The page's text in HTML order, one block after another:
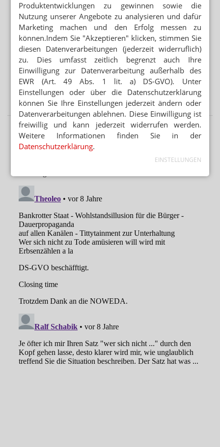
Produktentwicklungen zu gewinnen sowie die
Nutzung unserer Angebote zu analysieren und dafür
Marketing machen und den Erfolg messen zu
können.Indem Sie "Akzeptieren" klicken, stimmen Sie
diesen Datenverarbeitungen (jederzeit widerruflich)
zu. Dies umfasst zeitlich begrenzt auch Ihre
Einwilligung zur Datenverarbeitung außerhalb des
EWR (Art. 49 Abs. 1 lit. a) DS-GVO). Unter
Einstellungen oder über die Datenschutzerklärung
können Sie Ihre Einstellungen jederzeit ändern oder
Datenverarbeitungen ablehnen. Diese Einwilligung ist
freiwillig und kann jederzeit widerrufen werden.
Weitere Informationen finden Sie in der
Datenschutzerklärung.
EINSTELLUNGEN
Mehr aus Ressort
WEITER FLAUTE IN APOTHEKEN
Erstes Halbjahr: 7 Prozent weniger OTC-Packungen
WARTEN AUF LOKELMA
Pharma Mall: „Absolute Tortur“ mit AstraZeneca
REZEPTKONTROLLE VOR ABGABE
Echtzeitprüfung: GfS gibt Retax-Garantie